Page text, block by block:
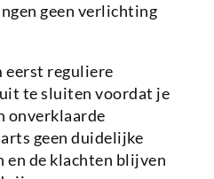
geen verlichting
eerst reguliere
te sluiten voordat je
onverklaarde
geen duidelijke
en de klachten blijven